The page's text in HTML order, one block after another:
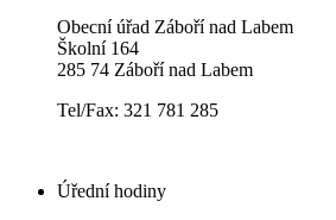
Obecní úřad Záboří nad Labem
Školní 164
285 74 Záboří nad Labem
Tel/Fax: 321 781 285
Úřední hodiny